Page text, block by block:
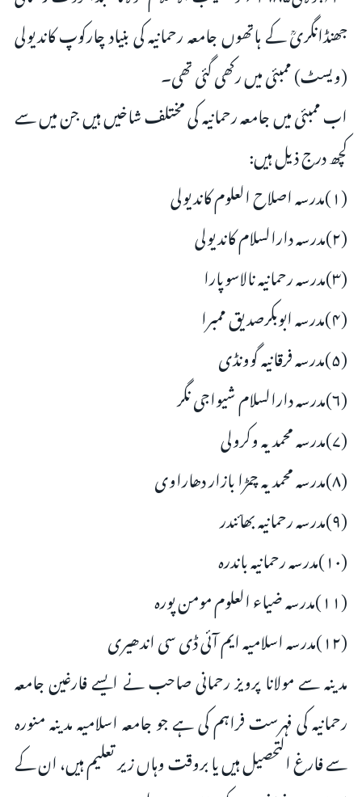
جھنڈانگریؒ کے ہاتھوں جامعہ رحمانیہ کی بنیاد چارکوپ کاندیولی
(ویسٹ) ممبئی میں رکھی گئی تھی۔
اب ممبئی میں جامعہ رحمانیہ کی مختلف شاخیں ہیں جن میں سے
کچھ درج ذیل ہیں:
(۱)مدرسہ اصلاح العلوم کاندیولی
(۲)مدرسہ دارالسلام کاندیولی
(۳)مدرسہ رحمانیہ نالاسوپارا
(۴)مدرسہ ابوبکرصدیق ممبرا
(۵)مدرسہ فرقانیہ گوونڈی
(۶)مدرسہ دارالسلام شیواجی نگر
(۷)مدرسہ محمدیہ وکرولی
(۸)مدرسہ محمدیہ چمڑا بازار دھاراوی
(۹)مدرسہ رحمانیہ بھائندر
(۱۰)مدرسہ رحمانیہ باندرہ
(۱۱)مدرسہ ضیاء العلوم مومن پورہ
(۱۲)مدرسہ اسلامیہ ایم آئی ڈی سی اندھیری
مدینہ سے مولانا پرویز رحمانی صاحب نے ایسے فارغین جامعہ
رحمانیہ کی فہرست فراہم کی ہے جو جامعہ اسلامیہ مدینہ منورہ
سے فارغ التحصیل ہیں یا بروقت وہاں زیر تعلیم ہیں، ان کے